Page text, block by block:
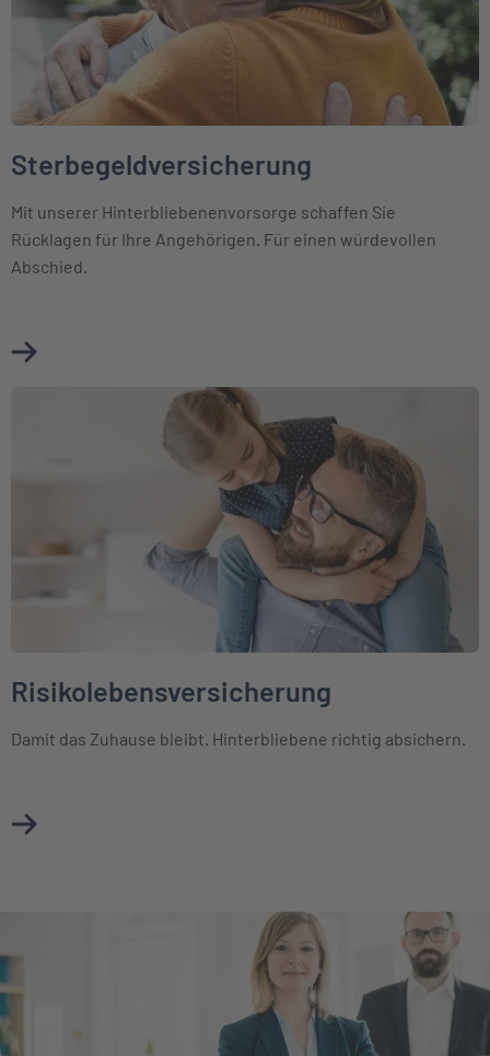
Sterbegeldversicherung
Mit unserer Hinterbliebenenvorsorge schaffen Sie
Rücklagen für Ihre Angehörigen. Für einen würdevollen
Abschied.
Mehr über Sterbegeldversicherung erfahren
Weiter zu Risikolebensversicherung
Risikolebensversicherung
Damit das Zuhause bleibt. Hinterbliebene richtig absichern.
Mehr über Risikolebensversicherung erfahren